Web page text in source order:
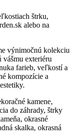
štrku,
alebo na
výnimočnú kolekciu
vášmu exteriéru
farieb, veľkostí a
kompozície a
kamene,
do záhrady, štrky
okrasné
skalka, okrasná